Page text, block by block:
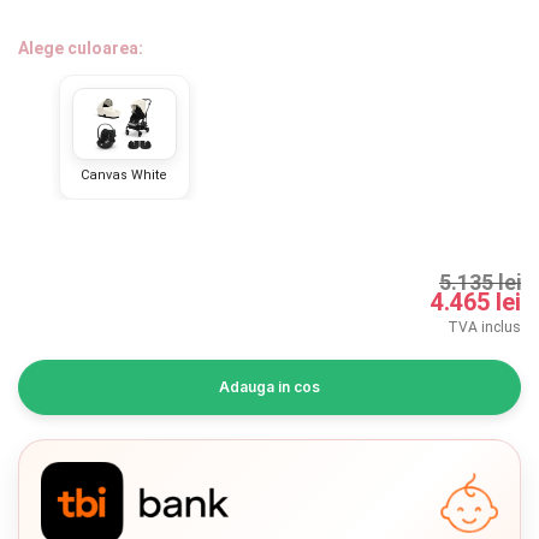
Informatii companie
Depozit
Branduri
Alege culoarea:
Canvas White
5.135 lei
4.465 lei
TVA inclus
Adauga in cos
Chrome cu detalii negre 3246 lei
Verde cu detalii negre 5646 lei